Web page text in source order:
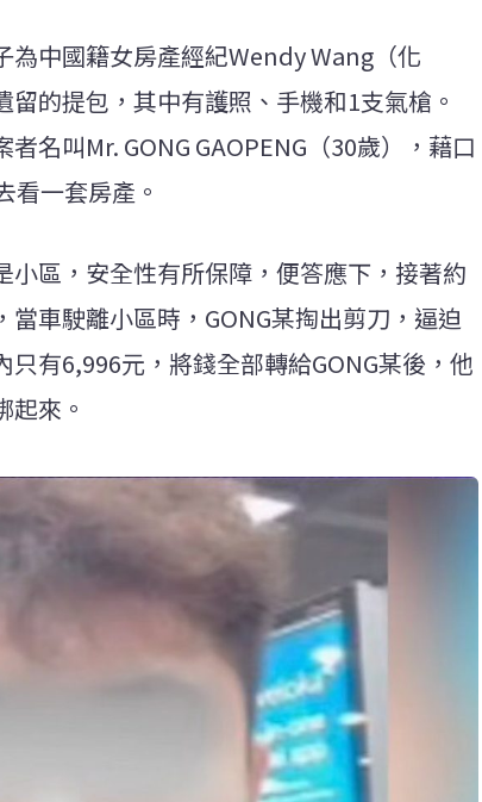
為中國籍女房產經紀Wendy Wang（化
的提包，其中有護照、手機和1支氣槍。
名叫Mr. GONG GAOPENG（30歲），藉口
看一套房產。
區，安全性有所保障，便答應下，接著約
車駛離小區時，GONG某掏出剪刀，逼迫
有6,996元，將錢全部轉給GONG某後，他
來。